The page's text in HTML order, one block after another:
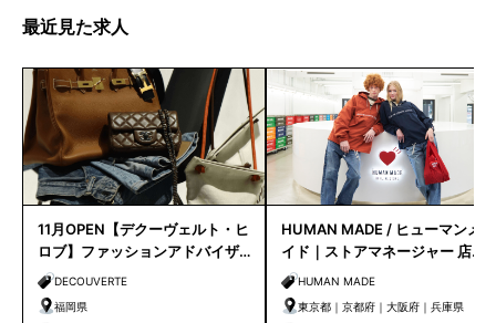
最近見た求人
11月OPEN【デクーヴェルト・ヒ
ロブ】ファッションアドバイザ
ー｜天神店
DECOUVERTE
福岡県
HUMAN MADE / ヒューマンメ
イド｜ストアマネージャー 店長
候補HUMAN MADE
東京都｜京都府｜大阪府｜兵庫県